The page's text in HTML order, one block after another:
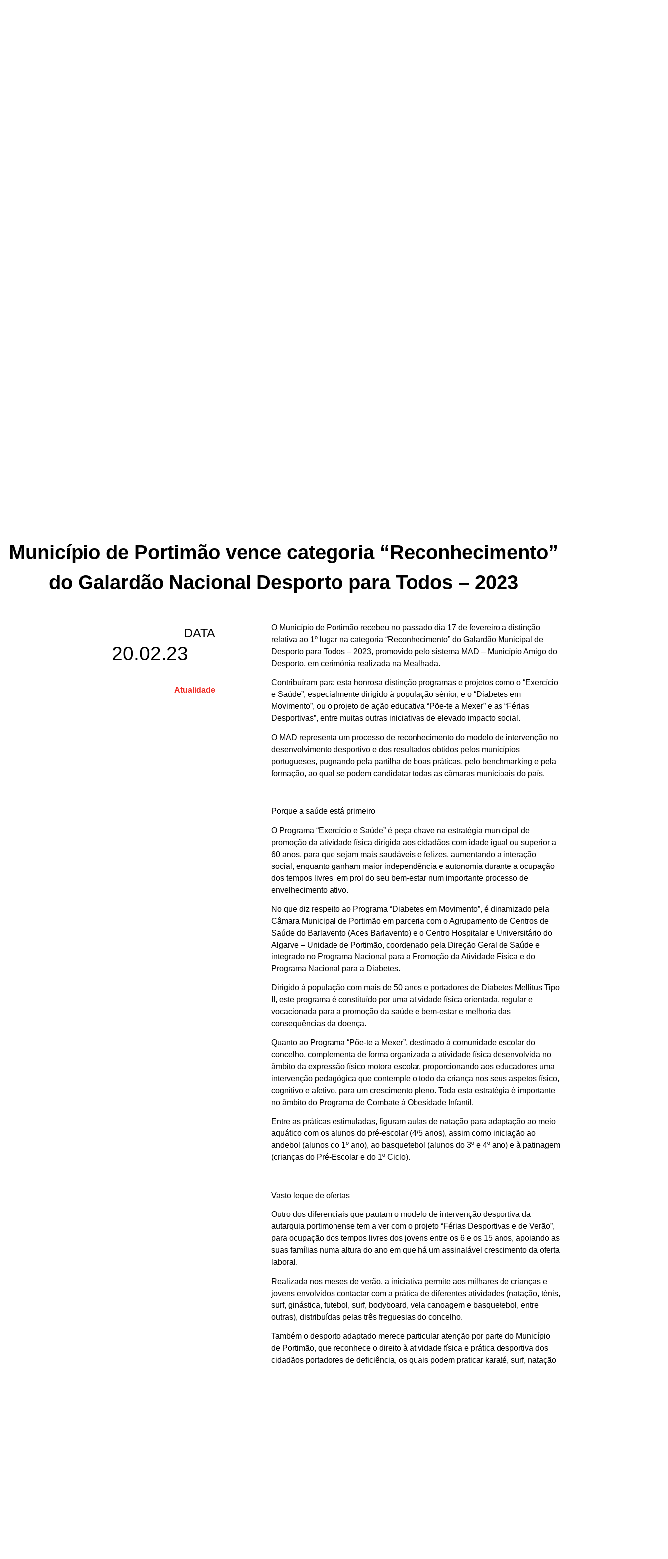
Município de Portimão vence categoria “Reconhecimento”
do Galardão Nacional Desporto para Todos – 2023
DATA
20.02.23
Atualidade
O Município de Portimão recebeu no passado dia 17 de fevereiro a distinção
relativa ao 1º lugar na categoria “Reconhecimento” do Galardão Municipal de
Desporto para Todos – 2023, promovido pelo sistema MAD – Município Amigo do
Desporto, em cerimónia realizada na Mealhada.
Contribuíram para esta honrosa distinção programas e projetos como o “Exercício
e Saúde”, especialmente dirigido à população sénior, e o “Diabetes em
Movimento”, ou o projeto de ação educativa “Põe-te a Mexer” e as “Férias
Desportivas”, entre muitas outras iniciativas de elevado impacto social.
O MAD representa um processo de reconhecimento do modelo de intervenção no
desenvolvimento desportivo e dos resultados obtidos pelos municípios
portugueses, pugnando pela partilha de boas práticas, pelo benchmarking e pela
formação, ao qual se podem candidatar todas as câmaras municipais do país.
Porque a saúde está primeiro
O Programa “Exercício e Saúde” é peça chave na estratégia municipal de
promoção da atividade física dirigida aos cidadãos com idade igual ou superior a
60 anos, para que sejam mais saudáveis e felizes, aumentando a interação
social, enquanto ganham maior independência e autonomia durante a ocupação
dos tempos livres, em prol do seu bem-estar num importante processo de
envelhecimento ativo.
No que diz respeito ao Programa “Diabetes em Movimento”, é dinamizado pela
Câmara Municipal de Portimão em parceria com o Agrupamento de Centros de
Saúde do Barlavento (Aces Barlavento) e o Centro Hospitalar e Universitário do
Algarve – Unidade de Portimão, coordenado pela Direção Geral de Saúde e
integrado no Programa Nacional para a Promoção da Atividade Física e do
Programa Nacional para a Diabetes.
Dirigido à população com mais de 50 anos e portadores de Diabetes Mellitus Tipo
II, este programa é constituído por uma atividade física orientada, regular e
vocacionada para a promoção da saúde e bem-estar e melhoria das
consequências da doença.
Quanto ao Programa “Põe-te a Mexer”, destinado à comunidade escolar do
concelho, complementa de forma organizada a atividade física desenvolvida no
âmbito da expressão físico motora escolar, proporcionando aos educadores uma
intervenção pedagógica que contemple o todo da criança nos seus aspetos físico,
cognitivo e afetivo, para um crescimento pleno. Toda esta estratégia é importante
no âmbito do Programa de Combate à Obesidade Infantil.
Entre as práticas estimuladas, figuram aulas de natação para adaptação ao meio
aquático com os alunos do pré-escolar (4/5 anos), assim como iniciação ao
andebol (alunos do 1º ano), ao basquetebol (alunos do 3º e 4º ano) e à patinagem
(crianças do Pré-Escolar e do 1º Ciclo).
Vasto leque de ofertas
Outro dos diferenciais que pautam o modelo de intervenção desportiva da
autarquia portimonense tem a ver com o projeto “Férias Desportivas e de Verão”,
para ocupação dos tempos livres dos jovens entre os 6 e os 15 anos, apoiando as
suas famílias numa altura do ano em que há um assinalável crescimento da oferta
laboral.
Realizada nos meses de verão, a iniciativa permite aos milhares de crianças e
jovens envolvidos contactar com a prática de diferentes atividades (natação, ténis,
surf, ginástica, futebol, surf, bodyboard, vela canoagem e basquetebol, entre
outras), distribuídas pelas três freguesias do concelho.
Também o desporto adaptado merece particular atenção por parte do Município
de Portimão, que reconhece o direito à atividade física e prática desportiva dos
cidadãos portadores de deficiência, os quais podem praticar karaté, surf, natação